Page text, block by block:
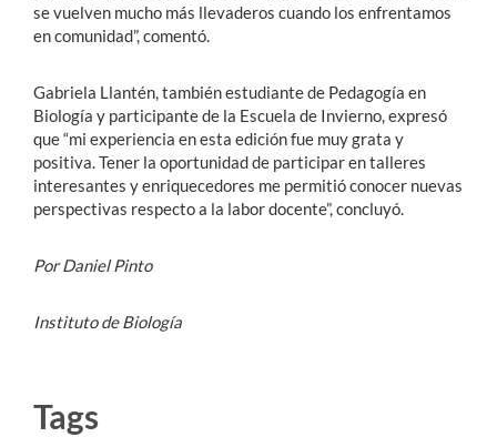
se vuelven mucho más llevaderos cuando los enfrentamos
en comunidad”, comentó.
Gabriela Llantén, también estudiante de Pedagogía en
Biología y participante de la Escuela de Invierno, expresó
que “mi experiencia en esta edición fue muy grata y
positiva. Tener la oportunidad de participar en talleres
interesantes y enriquecedores me permitió conocer nuevas
perspectivas respecto a la labor docente”, concluyó.
Por Daniel Pinto
Instituto de Biología
Tags